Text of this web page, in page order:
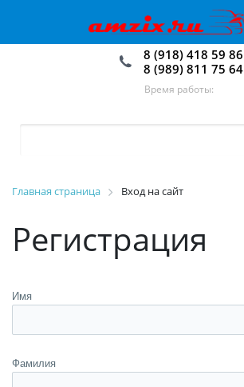
8 (918) 418 59 86
8 (989) 811 75 64
Время работы:
Главная страница Вход на сайт
Регистрация
Имя
Фамилия